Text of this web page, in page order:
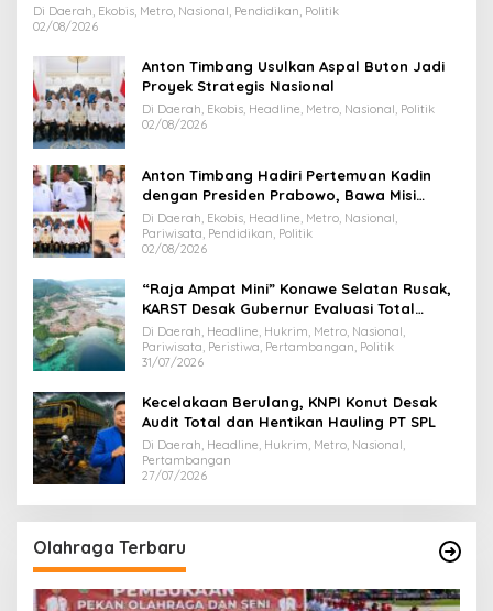
Di Daerah, Ekobis, Metro, Nasional, Pendidikan, Politik
02/08/2026
Anton Timbang Usulkan Aspal Buton Jadi
Proyek Strategis Nasional
Di Daerah, Ekobis, Headline, Metro, Nasional, Politik
02/08/2026
Anton Timbang Hadiri Pertemuan Kadin
dengan Presiden Prabowo, Bawa Misi
Majukan Ekonomi Sultra
Di Daerah, Ekobis, Headline, Metro, Nasional,
Pariwisata, Pendidikan, Politik
02/08/2026
“Raja Ampat Mini” Konawe Selatan Rusak,
KARST Desak Gubernur Evaluasi Total
Dispar Sultra
Di Daerah, Headline, Hukrim, Metro, Nasional,
Pariwisata, Peristiwa, Pertambangan, Politik
31/07/2026
Kecelakaan Berulang, KNPI Konut Desak
Audit Total dan Hentikan Hauling PT SPL
Di Daerah, Headline, Hukrim, Metro, Nasional,
Pertambangan
27/07/2026
Olahraga Terbaru